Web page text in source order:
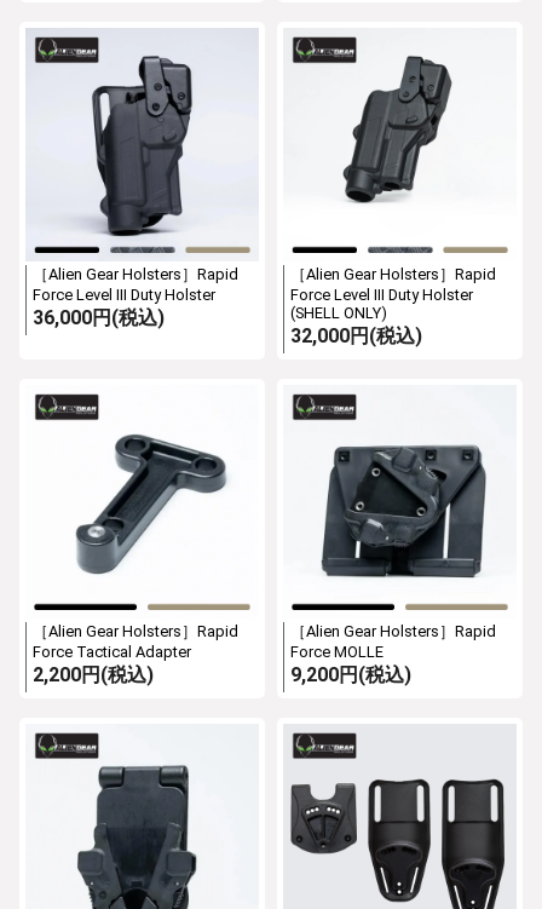
［Alien Gear Holsters］Rapid
Force Level III Duty Holster
36,000円(税込)
［Alien Gear Holsters］Rapid
Force Level III Duty Holster
(SHELL ONLY)
32,000円(税込)
［Alien Gear Holsters］Rapid
Force Tactical Adapter
2,200円(税込)
［Alien Gear Holsters］Rapid
Force MOLLE
9,200円(税込)